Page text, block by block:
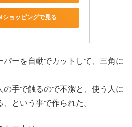
ショッピングで見る
ーを自動でカットして、三角に
手で触るので不潔と、使う人に
という事で作られた。